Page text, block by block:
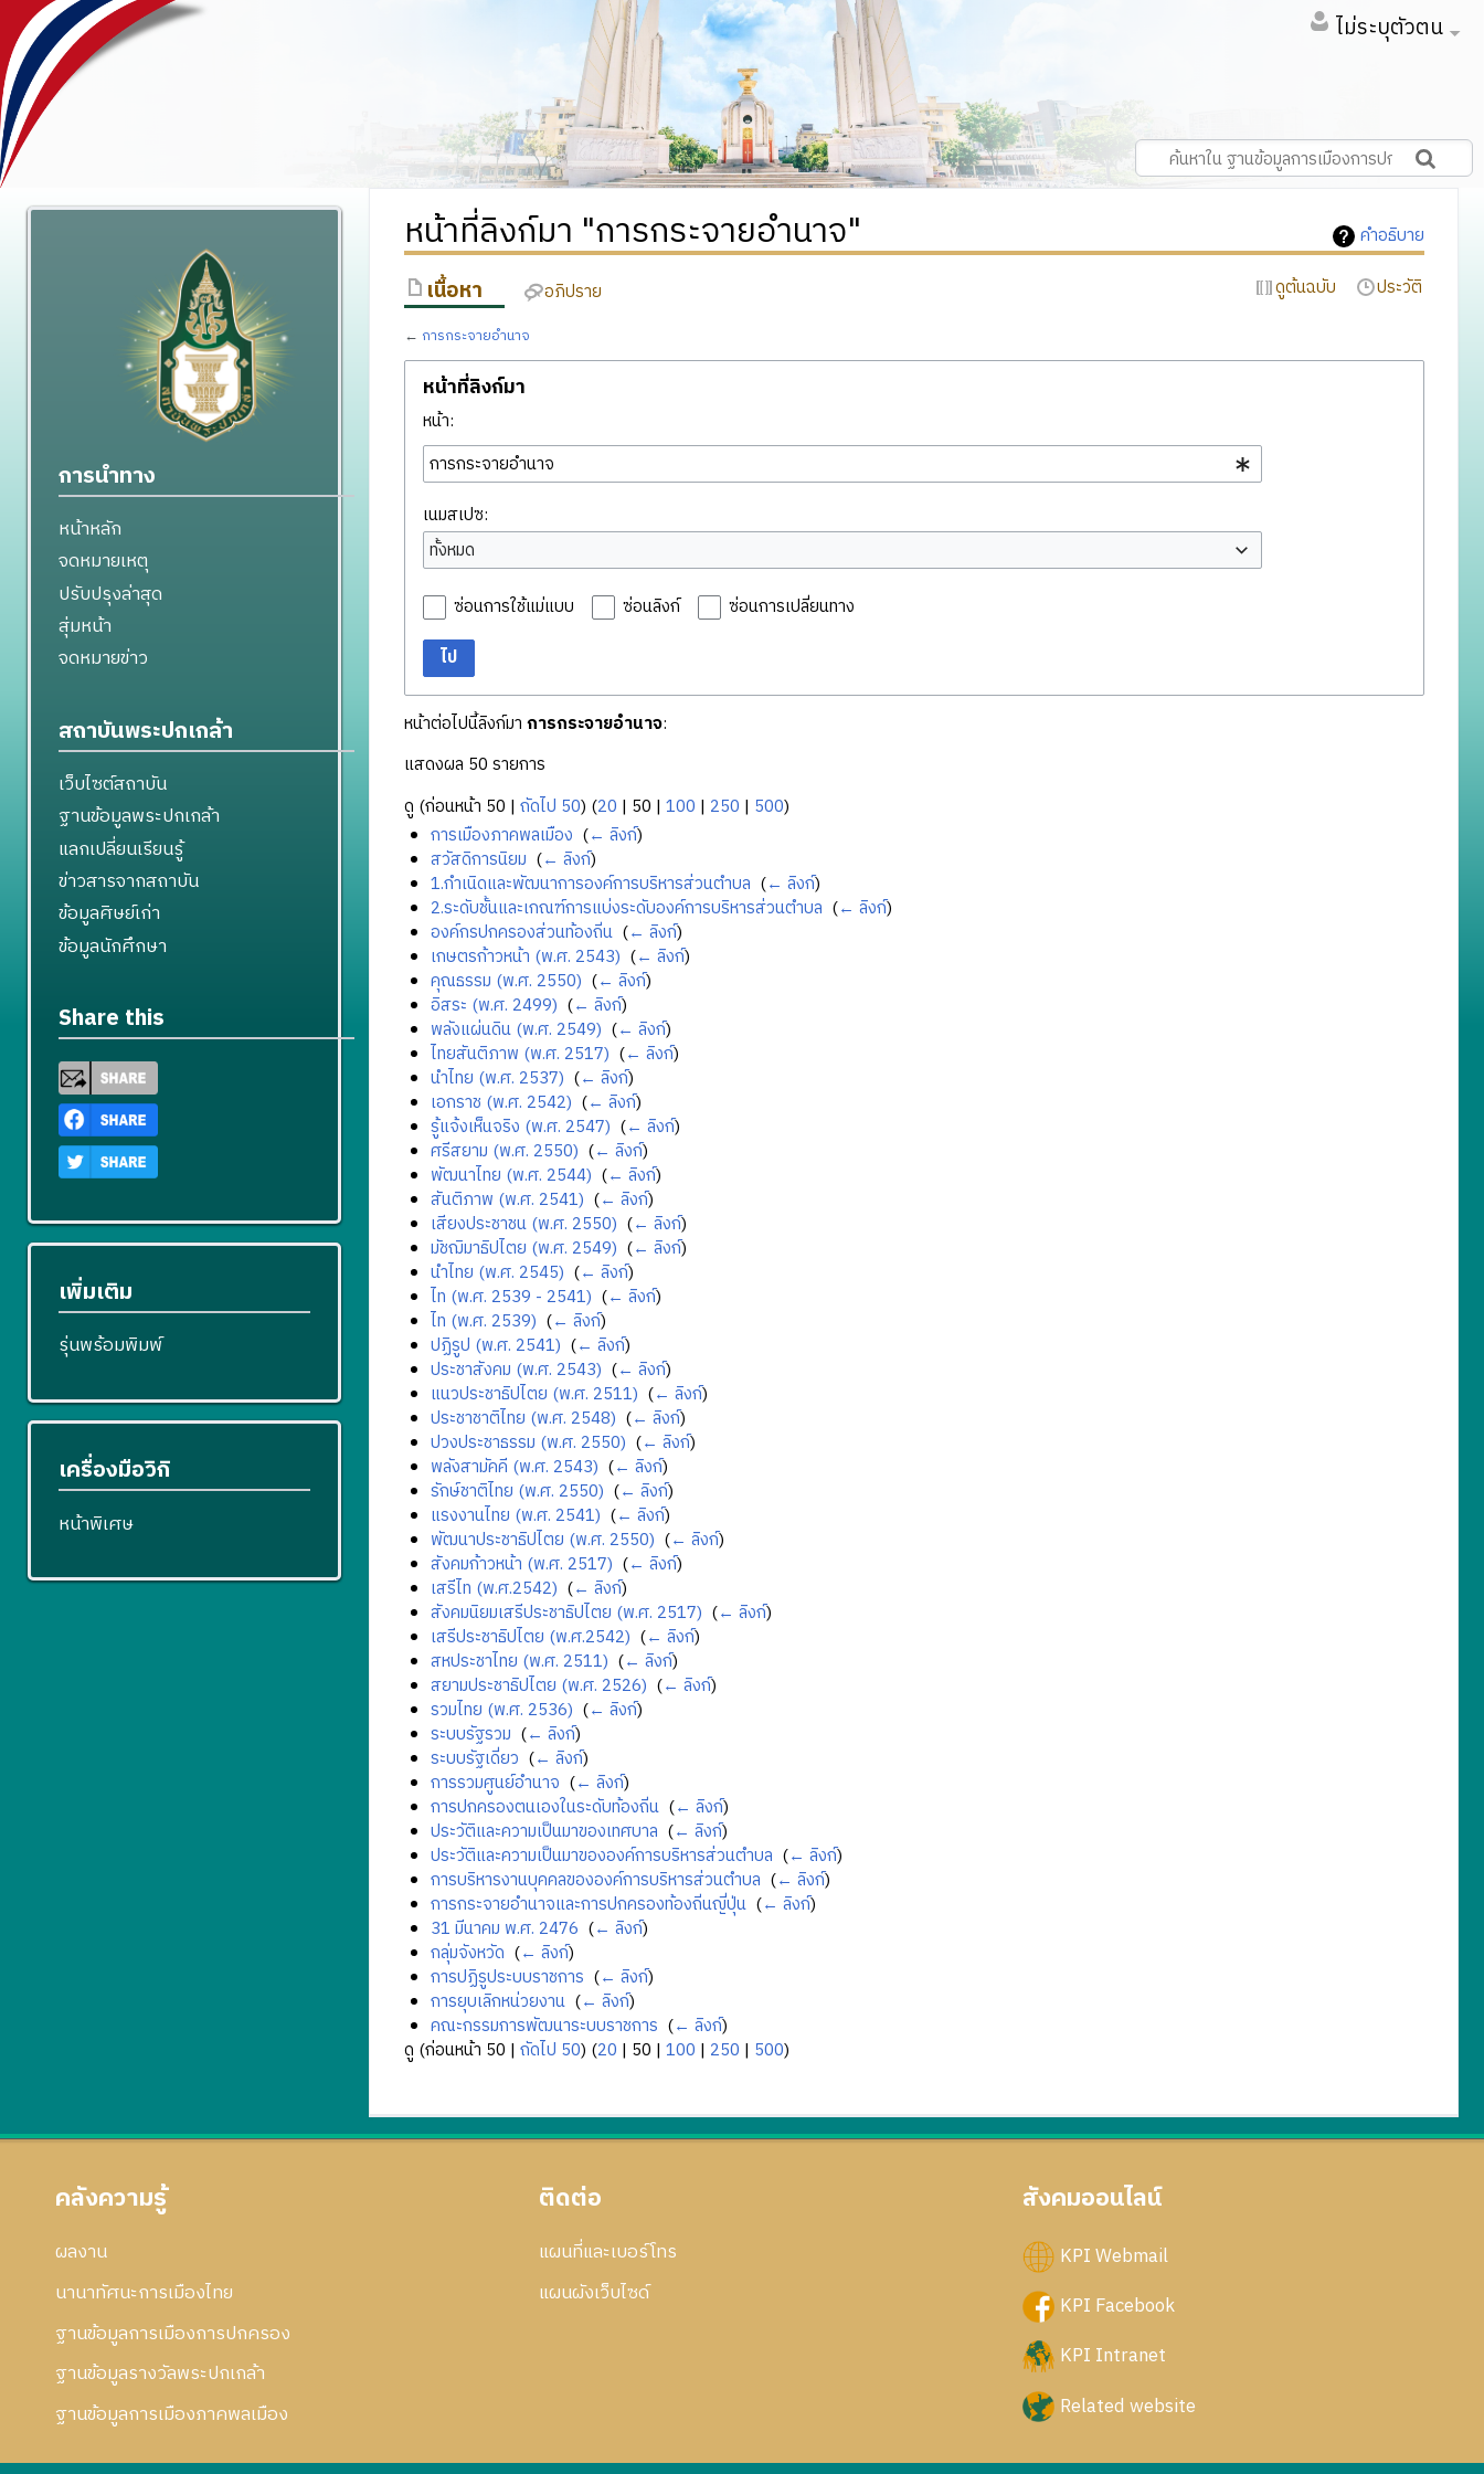
ไม่ระบุตัวตน
คำอธิบาย
หน้าที่ลิงก์มา "การกระจายอำนาจ"
เนื้อหา อภิปราย ดูต้นฉบับ ประวัติ
← การกระจายอำนาจ
หน้าที่ลิงก์มา
หน้า:
เนมสเปซ:
ทั้งหมด
ซ่อนการใช้แม่แบบ ซ่อนลิงก์
ซ่อนการเปลี่ยนทาง
ไป
หน้าต่อไปนี้ลิงก์มา การกระจายอำนาจ:
แสดงผล 50 รายการ
ดู (ก่อนหน้า 50 | ถัดไป 50) (20 | 50 | 100 | 250 | 500)
การเมืองภาคพลเมือง (← ลิงก์)
สวัสดิการนิยม (← ลิงก์)
1.กำเนิดและพัฒนาการองค์การบริหารส่วนตำบล (← ลิงก์)
2.ระดับชั้นและเกณฑ์การแบ่งระดับองค์การบริหารส่วนตำบล (← ลิงก์)
องค์กรปกครองส่วนท้องถิ่น (← ลิงก์)
เกษตรก้าวหน้า (พ.ศ. 2543) (← ลิงก์)
คุณธรรม (พ.ศ. 2550) (← ลิงก์)
อิสระ (พ.ศ. 2499) (← ลิงก์)
พลังแผ่นดิน (พ.ศ. 2549) (← ลิงก์)
ไทยสันติภาพ (พ.ศ. 2517) (← ลิงก์)
นำไทย (พ.ศ. 2537) (← ลิงก์)
เอกราช (พ.ศ. 2542) (← ลิงก์)
รู้แจ้งเห็นจริง (พ.ศ. 2547) (← ลิงก์)
ศรีสยาม (พ.ศ. 2550) (← ลิงก์)
พัฒนาไทย (พ.ศ. 2544) (← ลิงก์)
สันติภาพ (พ.ศ. 2541) (← ลิงก์)
เสียงประชาชน (พ.ศ. 2550) (← ลิงก์)
มัชฌิมาธิปไตย (พ.ศ. 2549) (← ลิงก์)
นำไทย (พ.ศ. 2545) (← ลิงก์)
ไท (พ.ศ. 2539 - 2541) (← ลิงก์)
ไท (พ.ศ. 2539) (← ลิงก์)
ปฏิรูป (พ.ศ. 2541) (← ลิงก์)
ประชาสังคม (พ.ศ. 2543) (← ลิงก์)
แนวประชาธิปไตย (พ.ศ. 2511) (← ลิงก์)
ประชาชาติไทย (พ.ศ. 2548) (← ลิงก์)
ปวงประชาธรรม (พ.ศ. 2550) (← ลิงก์)
พลังสามัคคี (พ.ศ. 2543) (← ลิงก์)
รักษ์ชาติไทย (พ.ศ. 2550) (← ลิงก์)
แรงงานไทย (พ.ศ. 2541) (← ลิงก์)
พัฒนาประชาธิปไตย (พ.ศ. 2550) (← ลิงก์)
สังคมก้าวหน้า (พ.ศ. 2517) (← ลิงก์)
เสรีไท (พ.ศ.2542) (← ลิงก์)
สังคมนิยมเสรีประชาธิปไตย (พ.ศ. 2517) (← ลิงก์)
เสรีประชาธิปไตย (พ.ศ.2542) (← ลิงก์)
สหประชาไทย (พ.ศ. 2511) (← ลิงก์)
สยามประชาธิปไตย (พ.ศ. 2526) (← ลิงก์)
รวมไทย (พ.ศ. 2536) (← ลิงก์)
ระบบรัฐรวม (← ลิงก์)
ระบบรัฐเดี่ยว (← ลิงก์)
การรวมศูนย์อำนาจ (← ลิงก์)
การปกครองตนเองในระดับท้องถิ่น (← ลิงก์)
ประวัติและความเป็นมาของเทศบาล (← ลิงก์)
ประวัติและความเป็นมาขององค์การบริหารส่วนตำบล (← ลิงก์)
การบริหารงานบุคคลขององค์การบริหารส่วนตำบล (← ลิงก์)
การกระจายอำนาจและการปกครองท้องถิ่นญี่ปุ่น (← ลิงก์)
31 มีนาคม พ.ศ. 2476 (← ลิงก์)
กลุ่มจังหวัด (← ลิงก์)
การปฏิรูประบบราชการ (← ลิงก์)
การยุบเลิกหน่วยงาน (← ลิงก์)
คณะกรรมการพัฒนาระบบราชการ (← ลิงก์)
ดู (ก่อนหน้า 50 | ถัดไป 50) (20 | 50 | 100 | 250 | 500)
การนำทาง
หน้าหลัก
จดหมายเหตุ
ปรับปรุงล่าสุด
สุ่มหน้า
จดหมายข่าว
สถาบันพระปกเกล้า
เว็บไซต์สถาบัน
ฐานข้อมูลพระปกเกล้า
แลกเปลี่ยนเรียนรู้
ข่าวสารจากสถาบัน
ข้อมูลศิษย์เก่า
ข้อมูลนักศึกษา
Share this
เพิ่มเติม
รุ่นพร้อมพิมพ์
เครื่องมือวิกิ
หน้าพิเศษ
คลังความรู้
ผลงาน
นานาทัศนะการเมืองไทย
ฐานข้อมูลการเมืองการปกครอง
ฐานข้อมูลรางวัลพระปกเกล้า
ฐานข้อมูลการเมืองภาคพลเมือง
ติดต่อ
แผนที่และเบอร์โทร
แผนผังเว็บไซด์
สังคมออนไลน์
KPI Webmail
KPI Facebook
KPI Intranet
Related website